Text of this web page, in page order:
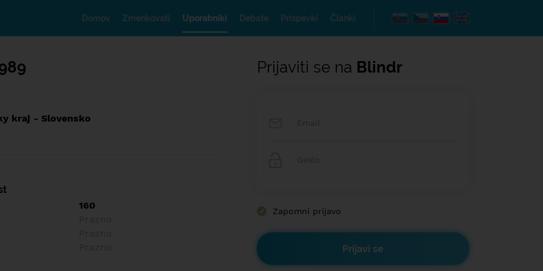
Domov Zmenkovati Uporabniki Debate Prispevki Članki
kraj - Slovensko
160
Prijaviti se na Blindr
Zapomni prijavo